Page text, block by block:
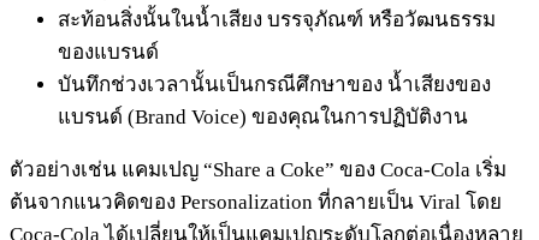
สะท้อนสิ่งนั้นในน้ำเสียง บรรจุภัณฑ์ หรือวัฒนธรรม
ของแบรนด์
บันทึกช่วงเวลานั้นเป็นกรณีศึกษาของ น้ำเสียงของ
แบรนด์ (Brand Voice) ของคุณในการปฏิบัติงาน
ตัวอย่างเช่น แคมเปญ “Share a Coke” ของ Coca-Cola เริ่ม
ต้นจากแนวคิดของ Personalization ที่กลายเป็น Viral โดย
Coca-Cola ได้เปลี่ยนให้เป็นแคมเปญระดับโลกต่อเนื่องหลาย